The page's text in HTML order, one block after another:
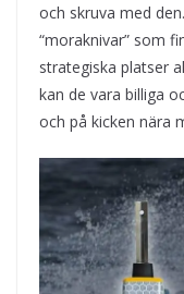
och skruva med
“moraknivar” som
strategiska platser
kan de vara billiga
och på kicken nära